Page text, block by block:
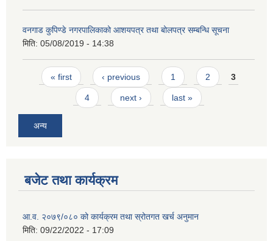
वनगाड कुपिण्डे नगरपालिकाको आशयपत्र तथा बोलपत्र सम्बन्धि सूचना
मिति: 05/08/2019 - 14:38
Pages
« first ‹ previous 1 2 3
4 next › last »
अन्य
बजेट तथा कार्यक्रम
आ.व. २०७९/०८० को कार्यक्रम तथा स्रोतगत खर्च अनुमान
मिति: 09/22/2022 - 17:09